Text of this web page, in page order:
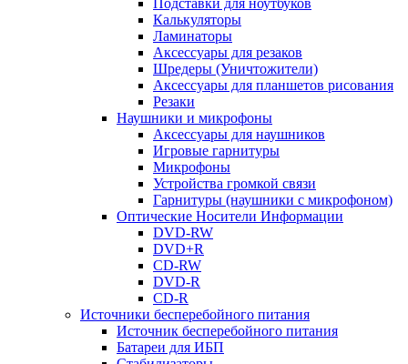
Подставки для ноутбуков
Калькуляторы
Ламинаторы
Аксессуары для резаков
Шредеры (Уничтожители)
Аксессуары для планшетов рисования
Резаки
Наушники и микрофоны
Аксессуары для наушников
Игровые гарнитуры
Микрофоны
Устройства громкой связи
Гарнитуры (наушники с микрофоном)
Оптические Носители Информации
DVD-RW
DVD+R
CD-RW
DVD-R
CD-R
Источники бесперебойного питания
Источник бесперебойного питания
Батареи для ИБП